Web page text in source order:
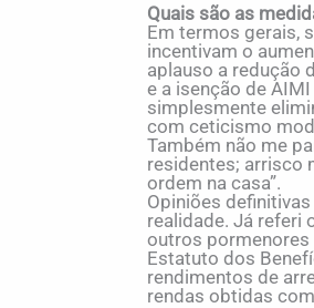
Quais são as
Em termos gerais,
incentivam o
aplauso a redução
e a isenção de
simplesmente
com ceticismo
Também não me
residentes; arrisco
ordem na casa”.
Opiniões
realidade. Já referi
outros pormenores
Estatuto dos
rendimentos de
rendas obtidas